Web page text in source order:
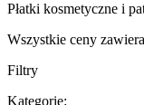
Płatki kosmetyczne i
Wszystkie ceny
Filtry
Kategorie: